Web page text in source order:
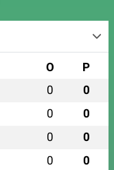
O P
0 0
0 0
0 0
0 0